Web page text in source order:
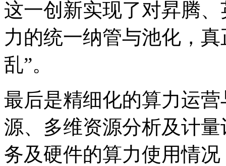
这一创新实现了对昇腾
力的统一纳管与池化，
乱”。
最后是精细化的算力运
源、多维资源分析及计
务及硬件的算力使用情